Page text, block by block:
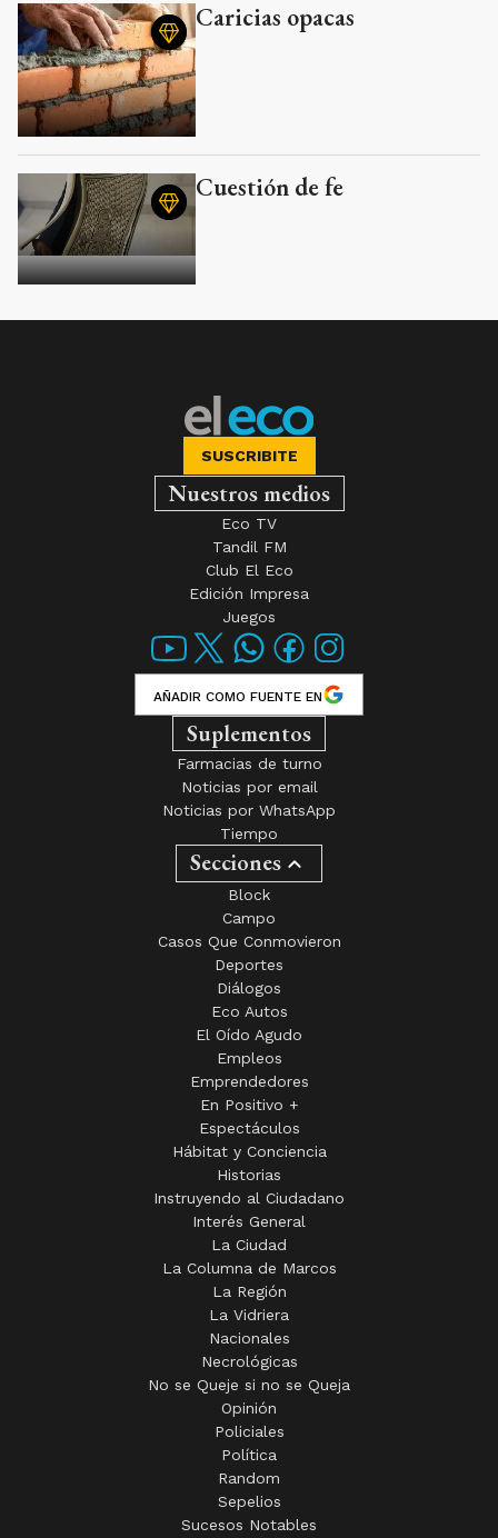
Caricias opacas
Cuestión de fe
SUSCRIBITE
Nuestros medios
Eco TV
Tandil FM
Club El Eco
Edición Impresa
Juegos
AÑADIR COMO FUENTE EN
Suplementos
Farmacias de turno
Noticias por email
Noticias por WhatsApp
Tiempo
Secciones
Block
Campo
Casos Que Conmovieron
Deportes
Diálogos
Eco Autos
El Oído Agudo
Empleos
Emprendedores
En Positivo +
Espectáculos
Hábitat y Conciencia
Historias
Instruyendo al Ciudadano
Interés General
La Ciudad
La Columna de Marcos
La Región
La Vidriera
Nacionales
Necrológicas
No se Queje si no se Queja
Opinión
Policiales
Política
Random
Sepelios
Sucesos Notables